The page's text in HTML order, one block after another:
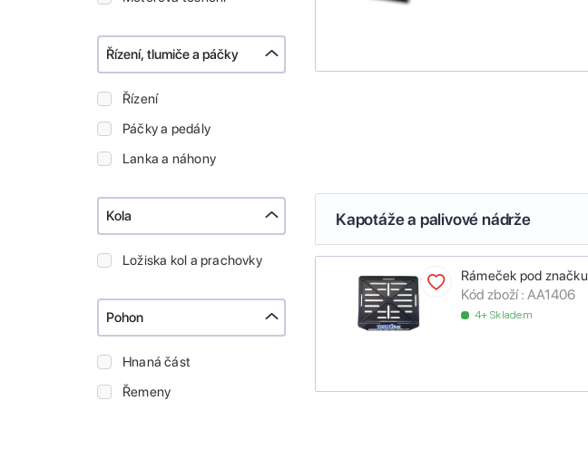
Řízení, tlumiče a páčky
Řízení
Páčky a pedály
Lanka a náhony
Kola
Ložiska kol a prachovky
Pohon
Hnaná část
Řemeny
Kapotáže a palivové nádrže
Rámeček pod značku
Kód zboží : AA1406
4+ Skladem